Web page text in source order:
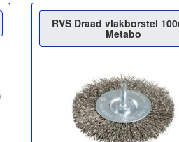
RVS Draad vlakborstel
Metabo